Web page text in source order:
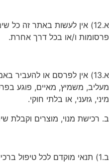
א.12) אין לעשות באתר זה
פרסומות ו/או בכל דרך אחרת.
א.13) אין לפרסם או
מעליב, משמיץ, מאיים, פוגע
מיני, גזעני, או בלתי חוקי.
ב. רכישת מנוי, מוצרים וקבלת
ב.1) תנאי מוקדם לכל טיפול